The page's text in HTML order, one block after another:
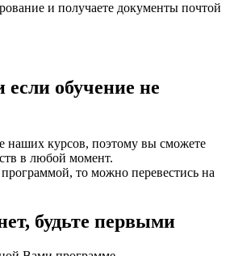
и получаете документы почтой
если обучение не
наших курсов, поэтому вы сможете
в любой момент.
то можно перевестись на
будьте первыми